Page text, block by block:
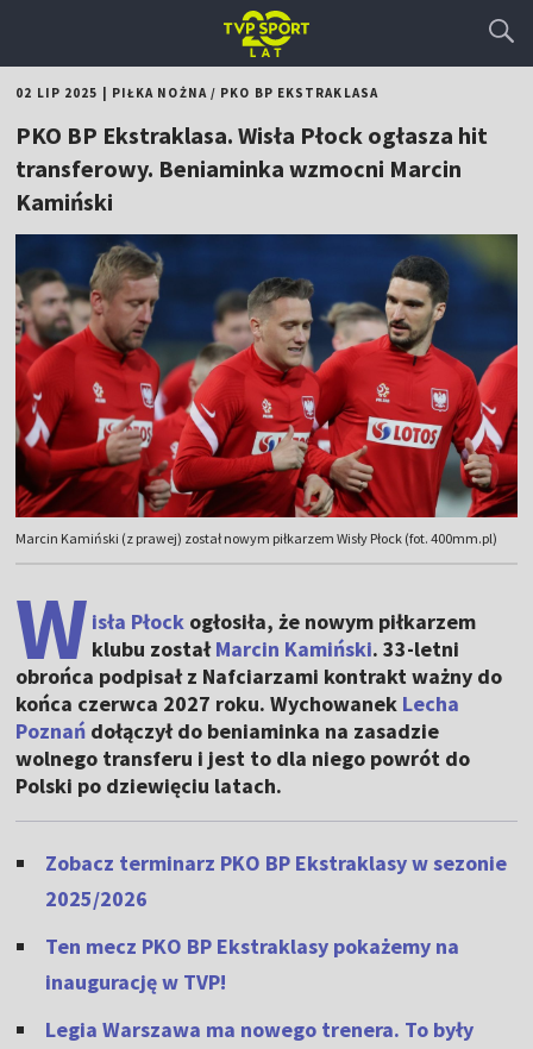
02 LIP 2025 PIŁKA NOŻNA/ PKO BP EKSTRAKLASA
PKO BP Ekstraklasa. Wisła Płock ogłasza hit
transferowy. Beniaminka wzmocni Marcin
Kamiński
Marcin Kamiński (z prawej) został nowym piłkarzem Wisły Płock (fot. 400mm.pl)
W isła Płock ogłosiła, że nowym piłkarzem
klubu zostałMarcin Kamiński. 33-letni
obrońca podpisał z Nafciarzami kontrakt ważny do
końca czerwca 2027 roku. Wychowanek Lecha
Poznań dołączył do beniaminka na zasadzie
wolnego transferu i jest to dla niego powrót do
Polski po dziewięciu latach.
Zobacz terminarz PKO BP Ekstraklasy w sezonie
2025/2026
Ten mecz PKO BP Ekstraklasy pokażemy na
inaugurację w TVP!
Legia Warszawa ma nowego trenera. To były